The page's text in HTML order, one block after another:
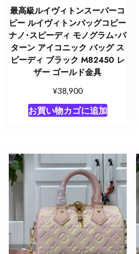
最高級ルイヴィトンスーパーコ
ピー ルイヴィトンバッグコピー
ナノ･スピーディ モノグラム･パ
ターン アイコニック バッグ ス
ピーディ ブラック M82450 レ
ザー ゴールド金具
¥38,900
お買い物カゴに追加